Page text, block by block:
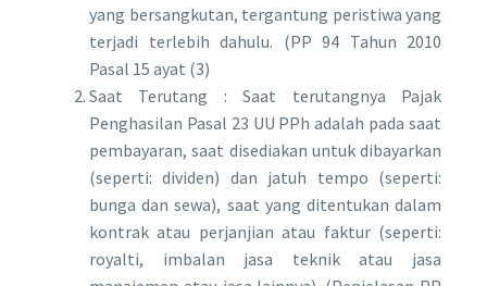
yang bersangkutan, tergantung peristiwa yang
terjadi terlebih dahulu. (PP 94 Tahun 2010
Pasal 15 ayat (3)
Saat Terutang : Saat terutangnya Pajak
Penghasilan Pasal 23 UU PPh adalah pada saat
pembayaran, saat disediakan untuk dibayarkan
(seperti: dividen) dan jatuh tempo (seperti:
bunga dan sewa), saat yang ditentukan dalam
kontrak atau perjanjian atau faktur (seperti:
royalti, imbalan jasa teknik atau jasa